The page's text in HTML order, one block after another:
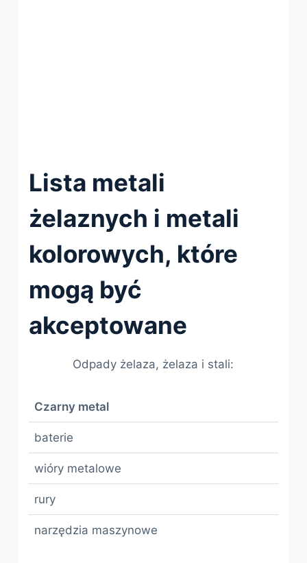
Lista metali
żelaznych i metali
kolorowych, które
mogą być
akceptowane
Odpady żelaza, żelaza i stali:
Czarny metal
baterie
wióry metalowe
rury
narzędzia maszynowe